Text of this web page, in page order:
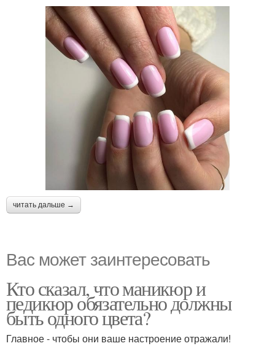
читать дальше →
Вас может заинтересовать
Кто сказал, что маникюр и
педикюр обязательно должны
быть одного цвета?
Главное - чтобы они ваше настроение отражали!